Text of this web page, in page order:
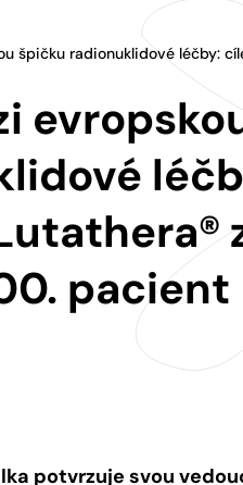
špičku radionuklidové léčby:
pacient
potvrzuje svou